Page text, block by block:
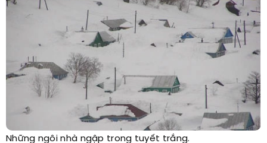
Những ngôi nhà ngập trong tuyết trắng.